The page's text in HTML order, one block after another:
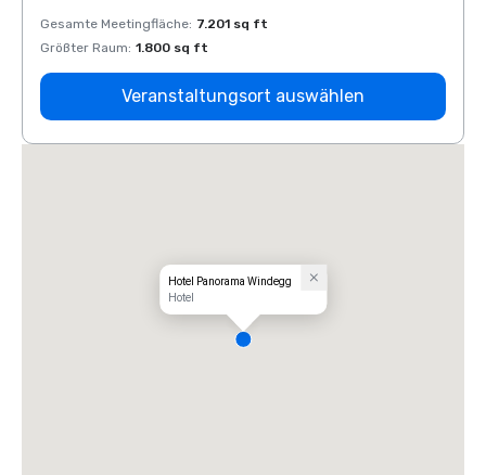
Gesamte Meetingfläche: 7.201 sq ft
Größter Raum: 1.800 sq ft
Veranstaltungsort auswählen
Hotel Panorama Windegg
Hotel